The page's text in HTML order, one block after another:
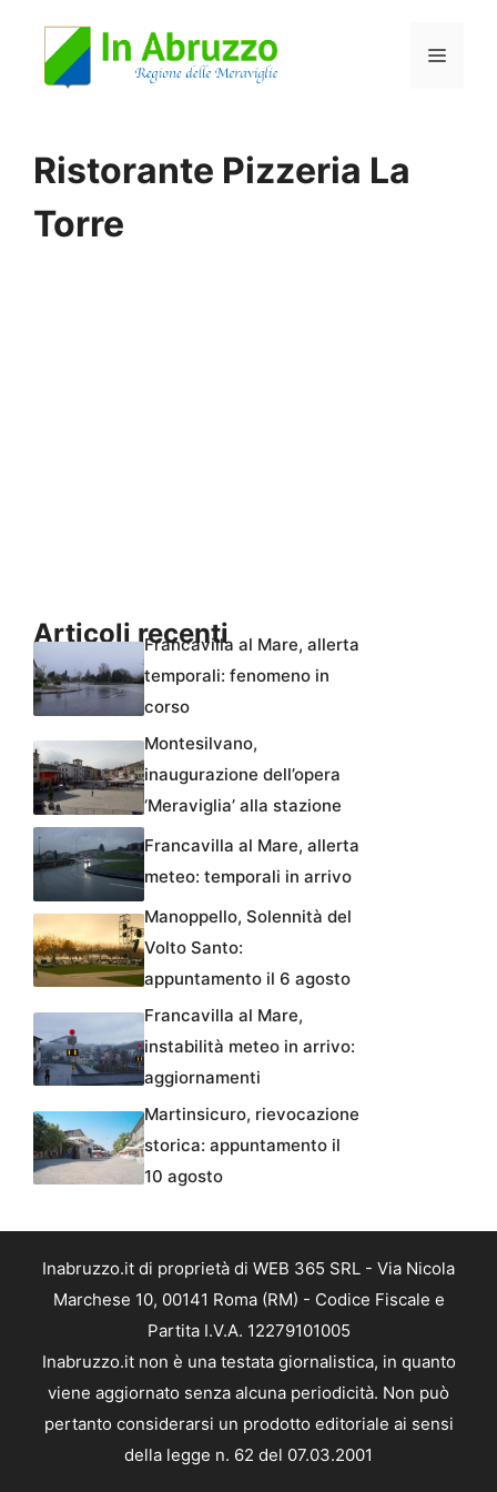
Menu
Ristorante Pizzeria La
Torre
Articoli recentiFrancavilla al Mare, allerta
temporali: fenomeno in
corso
Montesilvano,
inaugurazione dell’opera
‘Meraviglia’ alla stazione
Francavilla al Mare, allerta
meteo: temporali in arrivo
Manoppello, Solennità del
Volto Santo:
appuntamento il 6 agosto
Francavilla al Mare,
instabilità meteo in arrivo:
aggiornamenti
Martinsicuro, rievocazione
storica: appuntamento il
10 agosto
Inabruzzo.it di proprietà di WEB 365 SRL - Via Nicola
Marchese 10, 00141 Roma (RM) - Codice Fiscale e
Partita I.V.A. 12279101005
Inabruzzo.it non è una testata giornalistica, in quanto
viene aggiornato senza alcuna periodicità. Non può
pertanto considerarsi un prodotto editoriale ai sensi
della legge n. 62 del 07.03.2001